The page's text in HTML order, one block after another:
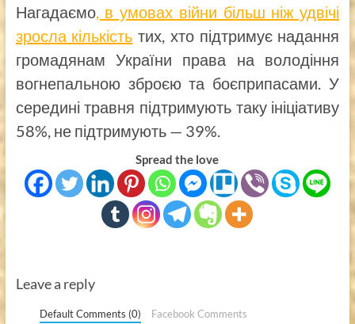
Нагадаємо, в умовах війни більш ніж удвічі
зросла кількість тих, хто підтримує надання
громадянам України права на володіння
вогнепальною зброєю та боєприпасами. У
середині травня підтримують таку ініціативу
58%, не підтримують — 39%.
Spread the love
Leave a reply
Default Comments (0) Facebook Comments